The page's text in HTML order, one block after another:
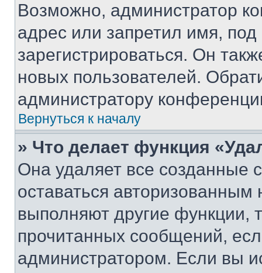
Возможно, администратор
адрес или запретил имя,
зарегистрироваться. Он
новых пользователей.
администратору
Вернуться к началу
» Что делает функция
Она удаляет все созданные
оставаться
выполняют другие функции,
прочитанных сообщений,
администратором. Если вы